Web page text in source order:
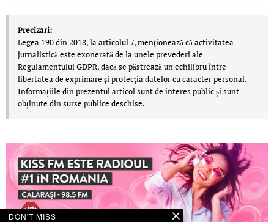
Precizări:
Legea 190 din 2018, la articolul 7, menţionează că activitatea
jurnalistică este exonerată de la unele prevederi ale
Regulamentului GDPR, dacă se păstrează un echilibru între
libertatea de exprimare şi protecţia datelor cu caracter personal.
Informațiile din prezentul articol sunt de interes public și sunt
obținute din surse publice deschise.
DON'T MISS